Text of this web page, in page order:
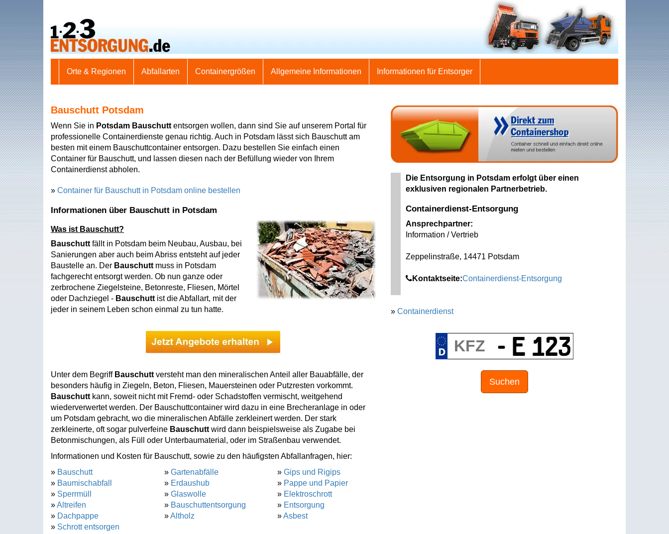
Orte & Regionen Abfallarten Containergrößen Allgemeine Informationen Informationen für Entsorger
Bauschutt Potsdam
Wenn Sie in Potsdam Bauschutt entsorgen wollen, dann sind Sie auf unserem Portal für
professionelle Containerdienste genau richtig. Auch in Potsdam lässt sich Bauschutt am
besten mit einem Bauschuttcontainer entsorgen. Dazu bestellen Sie einfach einen
Container für Bauschutt, und lassen diesen nach der Befüllung wieder von Ihrem
Containerdienst abholen.
» Container für Bauschutt in Potsdam online bestellen
Informationen über Bauschutt in Potsdam
Was ist Bauschutt?
Bauschutt fällt in Potsdam beim Neubau, Ausbau, bei
Sanierungen aber auch beim Abriss entsteht auf jeder
Baustelle an. Der Bauschutt muss in Potsdam
fachgerecht entsorgt werden. Ob nun ganze oder
zerbrochene Ziegelsteine, Betonreste, Fliesen, Mörtel
oder Dachziegel - Bauschutt ist die Abfallart, mit der
jeder in seinem Leben schon einmal zu tun hatte.
Unter dem Begriff Bauschutt versteht man den mineralischen Anteil aller Bauabfälle, der
besonders häufig in Ziegeln, Beton, Fliesen, Mauersteinen oder Putzresten vorkommt.
Bauschutt kann, soweit nicht mit Fremd- oder Schadstoffen vermischt, weitgehend
wiederverwertet werden. Der Bauschuttcontainer wird dazu in eine Brecheranlage in oder
um Potsdam gebracht, wo die mineralischen Abfälle zerkleinert werden. Der stark
zerkleinerte, oft sogar pulverfeine Bauschutt wird dann beispielsweise als Zugabe bei
Betonmischungen, als Füll oder Unterbaumaterial, oder im Straßenbau verwendet.
Informationen und Kosten für Bauschutt, sowie zu den häufigsten Abfallanfragen, hier:
» Bauschutt
» Baumischabfall
» Sperrmüll
»Altreifen
» Dachpappe
» Schrott entsorgen
» Gartenabfälle
» Erdaushub
» Glaswolle
» Bauschuttentsorgung
»Altholz
» Gips und Rigips
» Pappe und Papier
» Elektroschrott
» Entsorgung
»Asbest
Die Entsorgung in Potsdam erfolgt über einen
exklusiven regionalen Partnerbetrieb.
Containerdienst-Entsorgung
Ansprechpartner:
Information / Vertrieb
Zeppelinstraße, 14471 Potsdam
Kontaktseite:Containerdienst-Entsorgung
» Containerdienst
Suchen